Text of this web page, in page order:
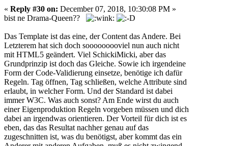
« Reply #30 on: December 07, 2018, 10:30:08 PM »
bist ne Drama-Queen??
Das Template ist das eine, der Content das Andere. Bei
Letzterem hat sich doch sooooooooviel nun auch nicht
mit HTML5 geändert. Viel SchickiMicki, aber das
Grundprinzip ist doch das Gleiche. Sowie ich irgendeine
Form der Code-Validierung einsetze, benötige ich dafür
Regeln. Tag öffnen, Tag schließen, welche Attribute sind
erlaubt, in welcher Form. Und der Standard ist dabei
immer W3C. Was auch sonst? Am Ende wirst du auch
einer Eigenproduktion Regeln vorgeben müssen und dich
dabei an irgendwas orientieren. Der Vorteil für dich ist es
eben, das das Resultat nachher genau auf das
zugeschnitten ist, was du benötigst, aber kommt das ein